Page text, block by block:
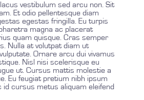
vestibulum sed arcu non. Sit
Et odio pellentesque diam
egestas fringilla. Eu turpis
magna ac placerat
quam quisque. Cras semper
Nulla at volutpat diam ut
Ornare arcu dui vivamus
Nisl nisi scelerisque eu
ut. Cursus mattis molestie a
Eu feugiat pretium nibh ipsum
id cursus metus aliquam eleifend